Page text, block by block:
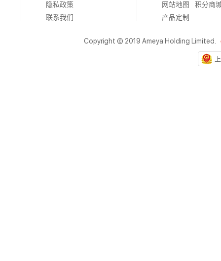
隐私政策
联系我们
网站地图
积分商
产品定制
Copyright © 2019 Ameya Holding Limited.